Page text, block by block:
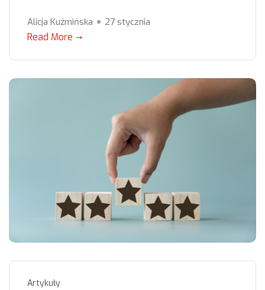
Alicja Kuźmińska 27 stycznia
Read More
Artykuły